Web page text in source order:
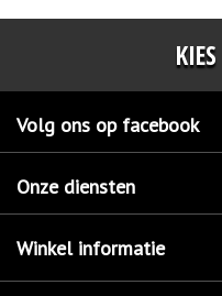
Volg ons op facebook
Onze diensten
Winkel informatie